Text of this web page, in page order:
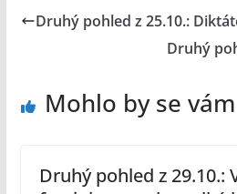
Druhý pohled z 25.10.:
Druhý
Mohlo by se
Druhý pohled z 29.10.: